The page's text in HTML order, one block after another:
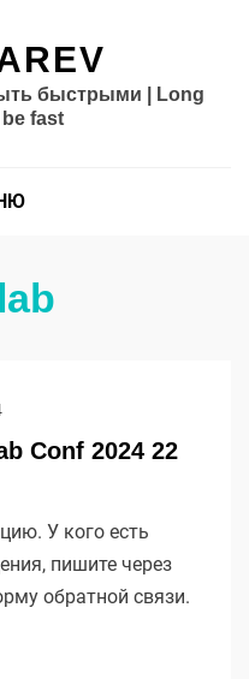
быстрыми | Long
fast
Conf 2024 22
У кого есть
пишите через
обратной связи.